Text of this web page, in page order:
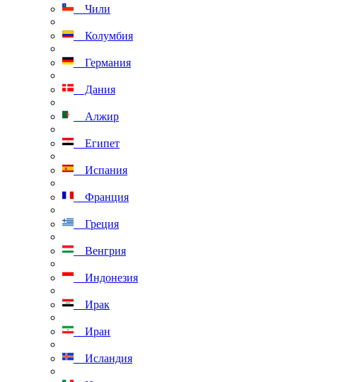
Чили
Колумбия
Германия
Дания
Алжир
Египет
Испания
Франция
Греция
Венгрия
Индонезия
Ирак
Иран
Исландия